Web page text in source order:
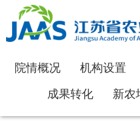
院情概况 机构设置
成果转化
新农